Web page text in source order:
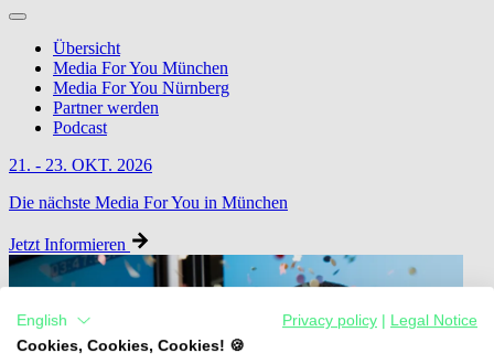
Übersicht
Media For You München
Media For You Nürnberg
Partner werden
Podcast
21. - 23. OKT. 2026
Die nächste Media For You in München
Jetzt Informieren
English Privacy policy
Legal Notice
Cookies, Cookies, Cookies! 🍪